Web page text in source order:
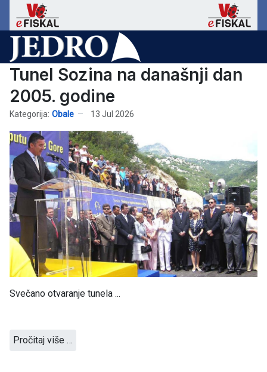
Tunel Sozina na današnji dan
2005. godine
Kategorija: Obale 13 Jul 2026
Svečano otvaranje tunela ...
Pročitaj više …